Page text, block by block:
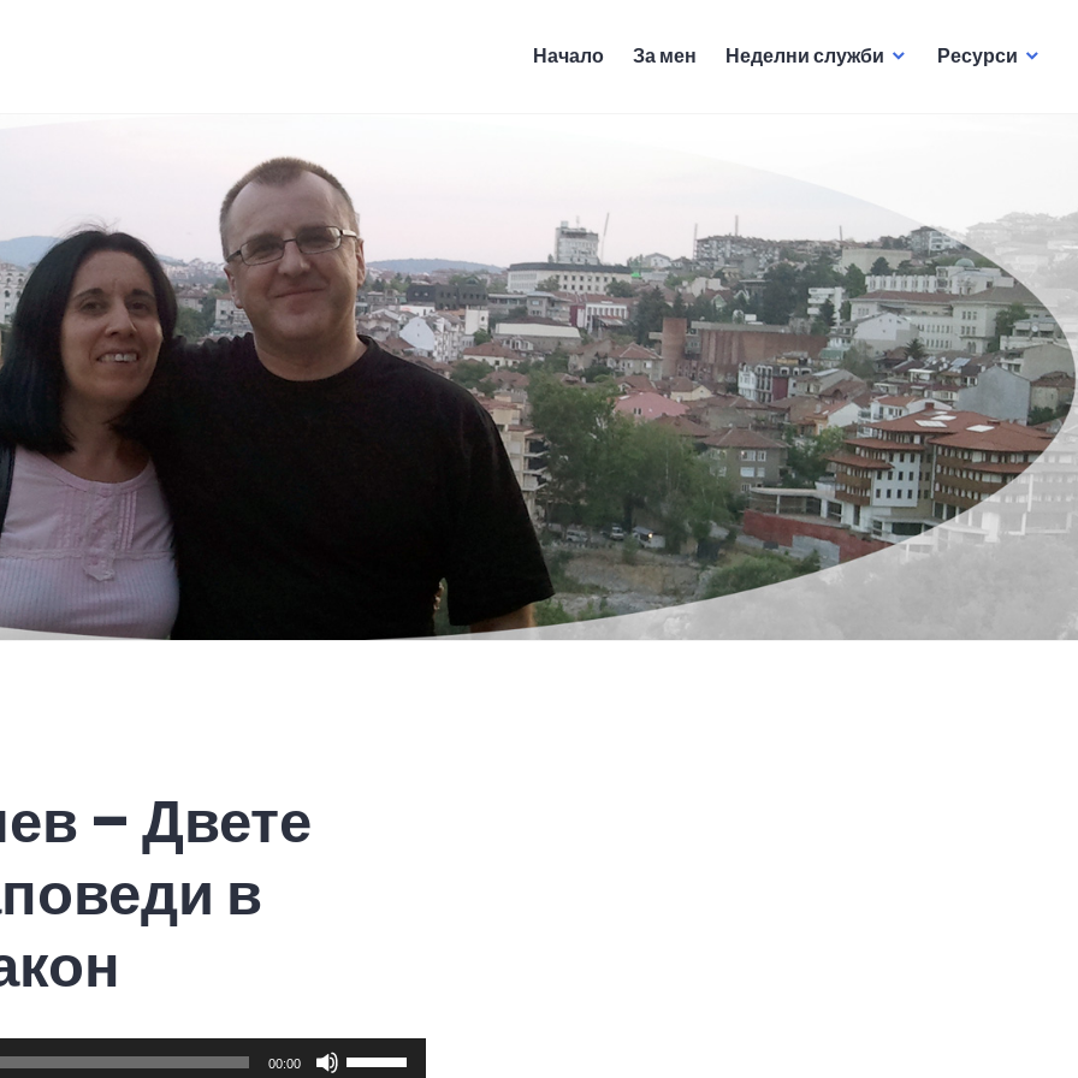
Начало За мен Неделни служби Ресурси
– Двете
в
00:00
Use